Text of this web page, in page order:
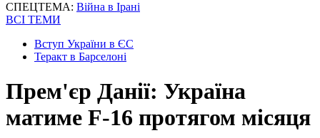
СПЕЦТЕМА: Війна в Ірані
ВСІ ТЕМИ
Вступ України в ЄС
Теракт в Барселоні
Прем'єр Данії: Україна
матиме F-16 протягом місяця